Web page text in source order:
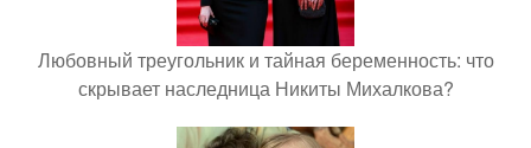
Любовный треугольник и тайная беременность: что
скрывает наследница Никиты Михалкова?